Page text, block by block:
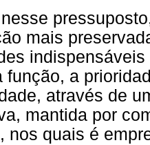
mais
função, a
através de
mantida por
nos quais é